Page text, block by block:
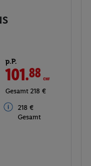
p.P.
101.88CHF
Gesamt 218 €
218 €
Gesamt